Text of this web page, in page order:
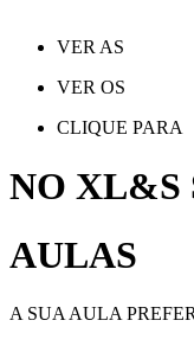
VER AS
VER OS
CLIQUE PARA
NO XL&S
AULAS
A SUA AULA